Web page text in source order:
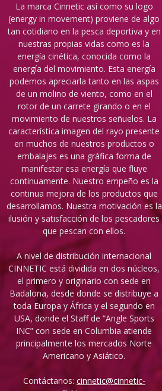
La marca Cinnetic así como su logo
(energy in movement) proviene de algo
tan cotidiano en la pesca deportiva y en
nuestras propias vidas como es la
energía cinética, conocida como la
energía del movimiento. Esta energía
podemos apreciarla tanto en las aspas
de un molino de viento, como en el
rotor de un carrete girando o en el
movimiento de nuestros señuelos. La
característica imagen del rayo presente
en muchos de nuestros productos o
embalajes es una gráfica forma de
manifestar esa energía que fluye
continuamente. Nuestro empeño es la
continua mejora de los productos que
desarrollamos. Nuestra motivación es la
ilusión y satisfacción de los pescadores
que pescan con ellos.
A nivel de distribución internacional
CINNETIC está dividida en dos núcleos,
el primero y originario con sede en
Badalona, desde donde se distribuye a
toda Europa y África y el segundo en
USA, donde el Staff de “Angle Sports
INC” con sede en Columbia atiende
principalmente los mercados Norte
Americano y Asiático.
Contáctanos: cinnetic@cinnetic-